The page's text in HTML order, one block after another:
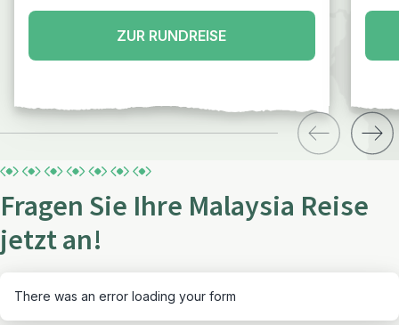
ZUR RUNDREISE
Fragen Sie Ihre Malaysia Reise
jetzt an!
There was an error loading your form